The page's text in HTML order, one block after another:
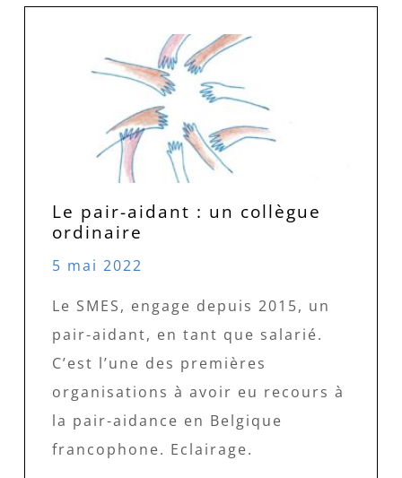
Le pair-aidant : un collègue
ordinaire
5 mai 2022
Le SMES, engage depuis 2015, un
pair-aidant, en tant que salarié.
C’est l’une des premières
organisations à avoir eu recours à
la pair-aidance en Belgique
francophone. Eclairage.